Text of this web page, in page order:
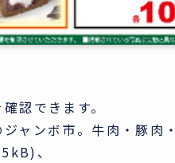
認できます。
ャンボ市。牛肉・豚肉
、